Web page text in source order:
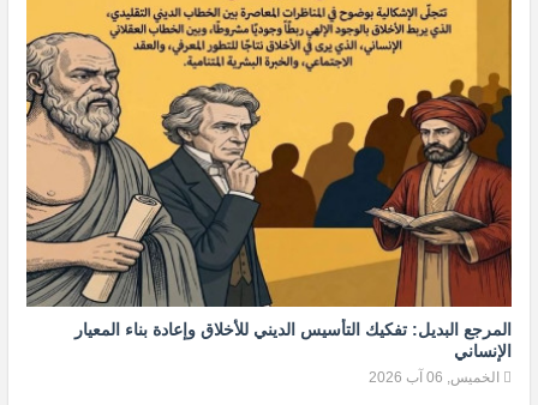
المرجع البديل: تفكيك التأسيس الديني للأخلاق وإعادة بناء المعيار
الإنساني
الخميس, 06 آب 2026